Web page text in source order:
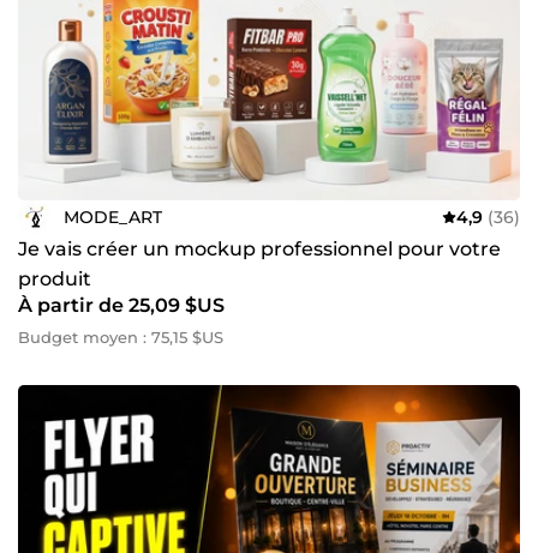
savoir-faire à votre service pour apporter une valeur
ajoutée à la réalisation de vos projets et je m'adapte à vos
besoins que vous soyez une entreprise ou une association
... Merci de me confier votre projet. Si vous avez des
questions sur mon travail, n'hésitez pas à me les poser. A
très vite sur Comeup !
MODE_ART 4,9 (36)
Je vais créer un mockup professionnel pour votre
produit
À partir de 25,09 $US
Budget moyen : 75,15 $US